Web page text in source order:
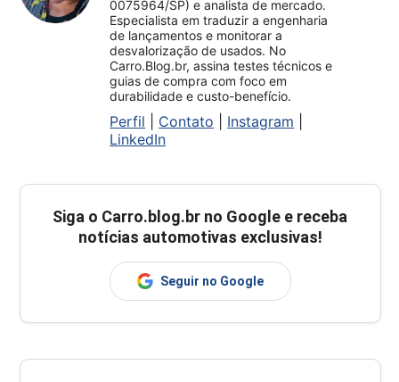
0075964/SP) e analista de mercado.
Especialista em traduzir a engenharia
de lançamentos e monitorar a
desvalorização de usados. No
Carro.Blog.br, assina testes técnicos e
guias de compra com foco em
durabilidade e custo-benefício.
Perfil Contato Instagram
LinkedIn
Siga o Carro.blog.br no Google e receba
notícias automotivas exclusivas!
Seguir no Google